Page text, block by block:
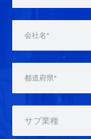
サブ業種